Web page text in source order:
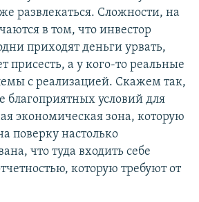
развлекаться. Сложности, на
в том, что инвестор
приходят деньги урвать,
присесть, а у кого-то реальные
с реализацией. Скажем так,
благоприятных условий для
экономическая зона, которую
поверку настолько
что туда входить себе
которую требуют от